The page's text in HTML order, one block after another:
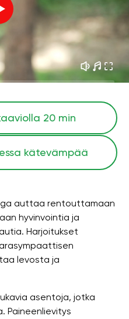
20 min
kätevämpää
auttaa rentouttamaan
hyvinvointia ja
Harjoitukset
levosta ja
asentoja, jotka
Paineenlievitys